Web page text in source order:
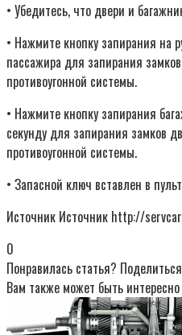
• Убедитесь, что двери и
• Нажмите кнопку запирания на
пассажира для запирания
противоугонной системы.
• Нажмите кнопку запирания
секунду для запирания замков
противоугонной системы.
• Запасной ключ вставлен в
Источник Источник http://
0
Понравилась статья?
Вам также может быть интересно